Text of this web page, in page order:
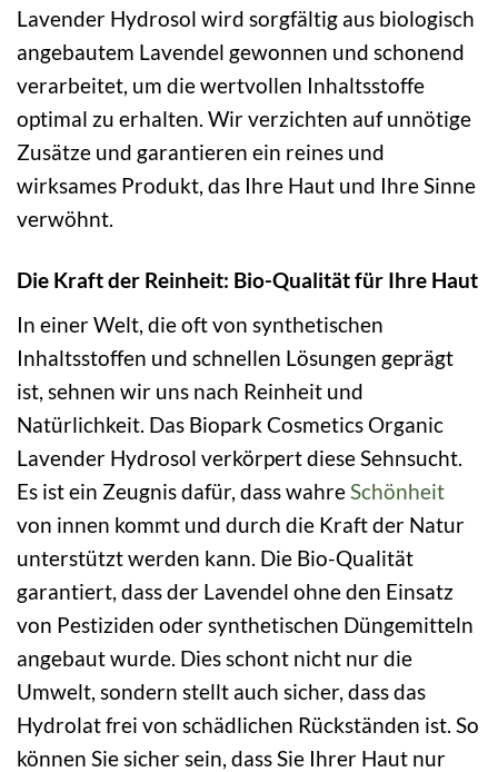
Lavender Hydrosol wird sorgfältig aus biologisch
angebautem Lavendel gewonnen und schonend
verarbeitet, um die wertvollen Inhaltsstoffe
optimal zu erhalten. Wir verzichten auf unnötige
Zusätze und garantieren ein reines und
wirksames Produkt, das Ihre Haut und Ihre Sinne
verwöhnt.
Die Kraft der Reinheit: Bio-Qualität für Ihre Haut
In einer Welt, die oft von synthetischen
Inhaltsstoffen und schnellen Lösungen geprägt
ist, sehnen wir uns nach Reinheit und
Natürlichkeit. Das Biopark Cosmetics Organic
Lavender Hydrosol verkörpert diese Sehnsucht.
Es ist ein Zeugnis dafür, dass wahreSchönheit
von innen kommt und durch die Kraft der Natur
unterstützt werden kann. Die Bio-Qualität
garantiert, dass der Lavendel ohne den Einsatz
von Pestiziden oder synthetischen Düngemitteln
angebaut wurde. Dies schont nicht nur die
Umwelt, sondern stellt auch sicher, dass das
Hydrolat frei von schädlichen Rückständen ist. So
können Sie sicher sein, dass Sie Ihrer Haut nur